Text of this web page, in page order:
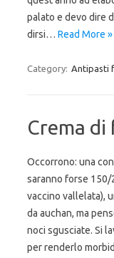
palato e devo dire
dirsi… Read More »
Category: Antipasti
Crema di
Occorrono: una
saranno forse 150/
vaccino vallelata),
da auchan, ma
noci sgusciate. Si
per renderlo